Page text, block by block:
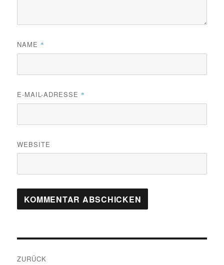
NAME *
E-MAIL-ADRESSE *
WEBSITE
ZURÜCK